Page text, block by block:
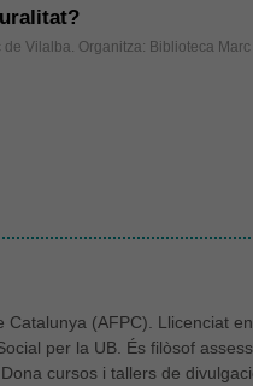
de Vilalba. Organitza: Biblioteca
(AFPC). Llicenciat
per la UB. És filòsof
cursos i tallers de